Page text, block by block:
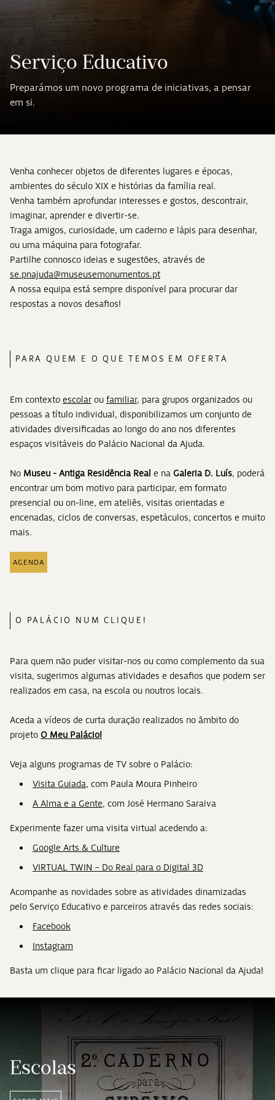
Serviço Educativo
Preparámos um novo programa de iniciativas, a pensar
em si.
Venha conhecer objetos de diferentes lugares e épocas,
ambientes do século XIX e histórias da família real.
Venha também aprofundar interesses e gostos, descontrair,
imaginar, aprender e divertir-se.
Traga amigos, curiosidade, um caderno e lápis para desenhar,
ou uma máquina para fotografar.
Partilhe connosco ideias e sugestões, através de
se.pnajuda@museusemonumentos.pt
A nossa equipa está sempre disponível para procurar dar
respostas a novos desafios!
PARA QUEM E O QUE TEMOS EM OFERTA
Em contexto escolar ou familiar, para grupos organizados ou
pessoas a título individual, disponibilizamos um conjunto de
atividades diversificadas ao longo do ano nos diferentes
espaços visitáveis do Palácio Nacional da Ajuda.
No Museu - Antiga Residência Real e na Galeria D. Luís, poderá
encontrar um bom motivo para participar, em formato
presencial ou on-line, em ateliês, visitas orientadas e
encenadas, ciclos de conversas, espetáculos, concertos e muito
mais.
AGENDA
O PALÁCIO NUM CLIQUE!
Para quem não puder visitar-nos ou como complemento da sua
visita, sugerimos algumas atividades e desafios que podem ser
realizados em casa, na escola ou noutros locais.
Aceda a vídeos de curta duração realizados no âmbito do
projeto O Meu Palácio!
Veja alguns programas de TV sobre o Palácio:
Visita Guiada, com Paula Moura Pinheiro
A Alma e a Gente, com José Hermano Saraiva
Experimente fazer uma visita virtual acedendo a:
Google Arts & Culture
VIRTUAL TWIN – Do Real para o Digital 3D
Acompanhe as novidades sobre as atividades dinamizadas
pelo Serviço Educativo e parceiros através das redes sociais:
Facebook
Instagram
Basta um clique para ficar ligado ao Palácio Nacional da Ajuda!
Escolas